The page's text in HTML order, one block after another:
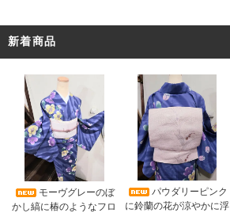
新着商品
モーヴグレーのぼ
かし縞に椿のようなフロ
パウダリーピンク
に鈴蘭の花が涼やかに浮